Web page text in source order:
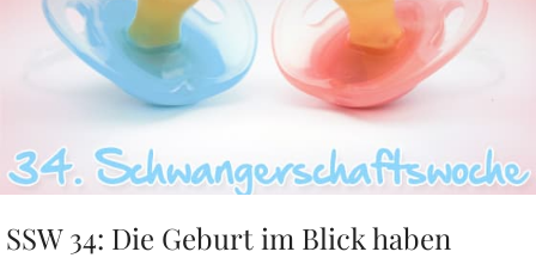
SSW 34: Die Geburt im Blick haben